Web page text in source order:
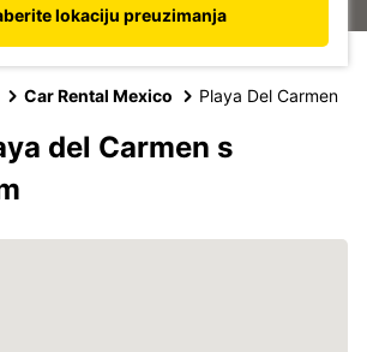
lokaciju preuzimanja
Car Rental Mexico Playa Del Carmen
del Carmen s